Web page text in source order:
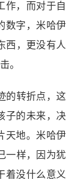
作，而对于自
数字，米哈伊
西，更没有人
。
的转折点，这
子的未来，决
天地。米哈伊
一样，因为犹
着没什么意义